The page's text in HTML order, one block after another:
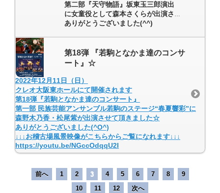
第二部『天守物語』坂東玉三郎演出
に女童役として森本さくらが出演させて頂きました☆
ありがとうございました(^^)
第18弾 『若駒となかま達のコンサ
ート』☆
2022年12月11日（日）
クレオ大阪東ホールにて開催されます
第18弾『若駒となかま達のコンサート』
第一部 民族芸能アンサンブル若駒のステージ“春夏響彩”に
森野木乃香・松尾紫が出演させて頂きました☆
ありがとうございました(^O^)
↓↓↓お稽古場風景映像がこちらからご覧になれます↓↓↓
https://youtu.be/NGccOdqqU2I
前へ 1 2 3 4 5 6 7 8
9
10
11 12 次へ